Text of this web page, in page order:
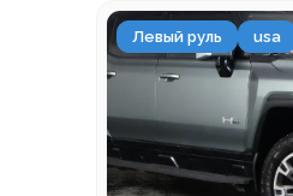
Левый руль usa